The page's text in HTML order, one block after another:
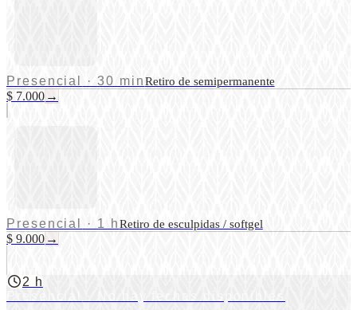
Presencial · 30 minRetiro de semipermanente
$ 7.000 →
Presencial · 1 hRetiro de esculpidas / softgel
$ 9.000 →
2 h